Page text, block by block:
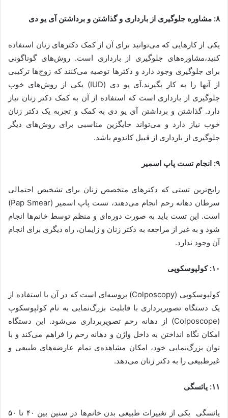
۸: مشاوره جلوگیری از بارداری و گذاشتن و برداشتن آی یو دی
یکی از کارهایی که می‌توانید برای آن از کمک دکترهای زنان استفاده
کنید،مشاوره‌های جلوگیری از بارداری است. روش‌های گوناگونی
برای جلوگیری وجود دارد و دکترها توصیه می‌کنند که زوج‌ها ترکیبی
از آنها را به کار بگیرند.آی یو دی (IUD) یکی از روش‌های خوب
جلوگیری از بارداری است که استفاده از آن به کمک دکتر زنان نیاز
دارد. گذاشتن و برداشتن آی یو دی به کمک و تجربه یک دکتر زنان
خوب نیاز دارد و می‌تواند جایگزین مناسبی برای روش‌های دیگر
جلوگیری از بارداری از قبیل کاندوم باشد.
۹: انجام تست پاپ اسمیر
رایج‌ترین تستی که دکترهای متخصص زنان برای تشخیص احتمالی
سرطان دهانه رحم انجام می‌دهند، تست پاپ اسمیر (Pap Smear)
است. این تست باید به صورت دوره‌ای و منظم توسط خانم‌ها انجام
شود و به غیر از مراجعه به دکتر زنان و زایمان، راه دیگری برای انجام
آن وجود ندارد.
۱۰: کولپوسکوپی
کولپوسکوپی (Colposcopy) پروسه‌ای است که در آن با استفاده از
یک دستگاه تصویربرداری با قابلیت بزرگ‌نمایی به نام کولپوسکوپ
(Colposcope) از دهانه رحم تصویربرداری می‌شود. این دستگاه
امکان نگاه انداختن به داخل واژن و دهانه رحم را فراهم می‌کند و با
توان بزرگ‌نمایی خود، امکان مشاهده‌ی تمام عارضه‌های طبیعی و
غیرطبیعی را به دکتر زنان می‌دهد.
۱۱: یائسگی
یائسگی یکی از تغییرات طبیعی بدن خانم‌ها در سنین بین ۴۰ تا ۵۰